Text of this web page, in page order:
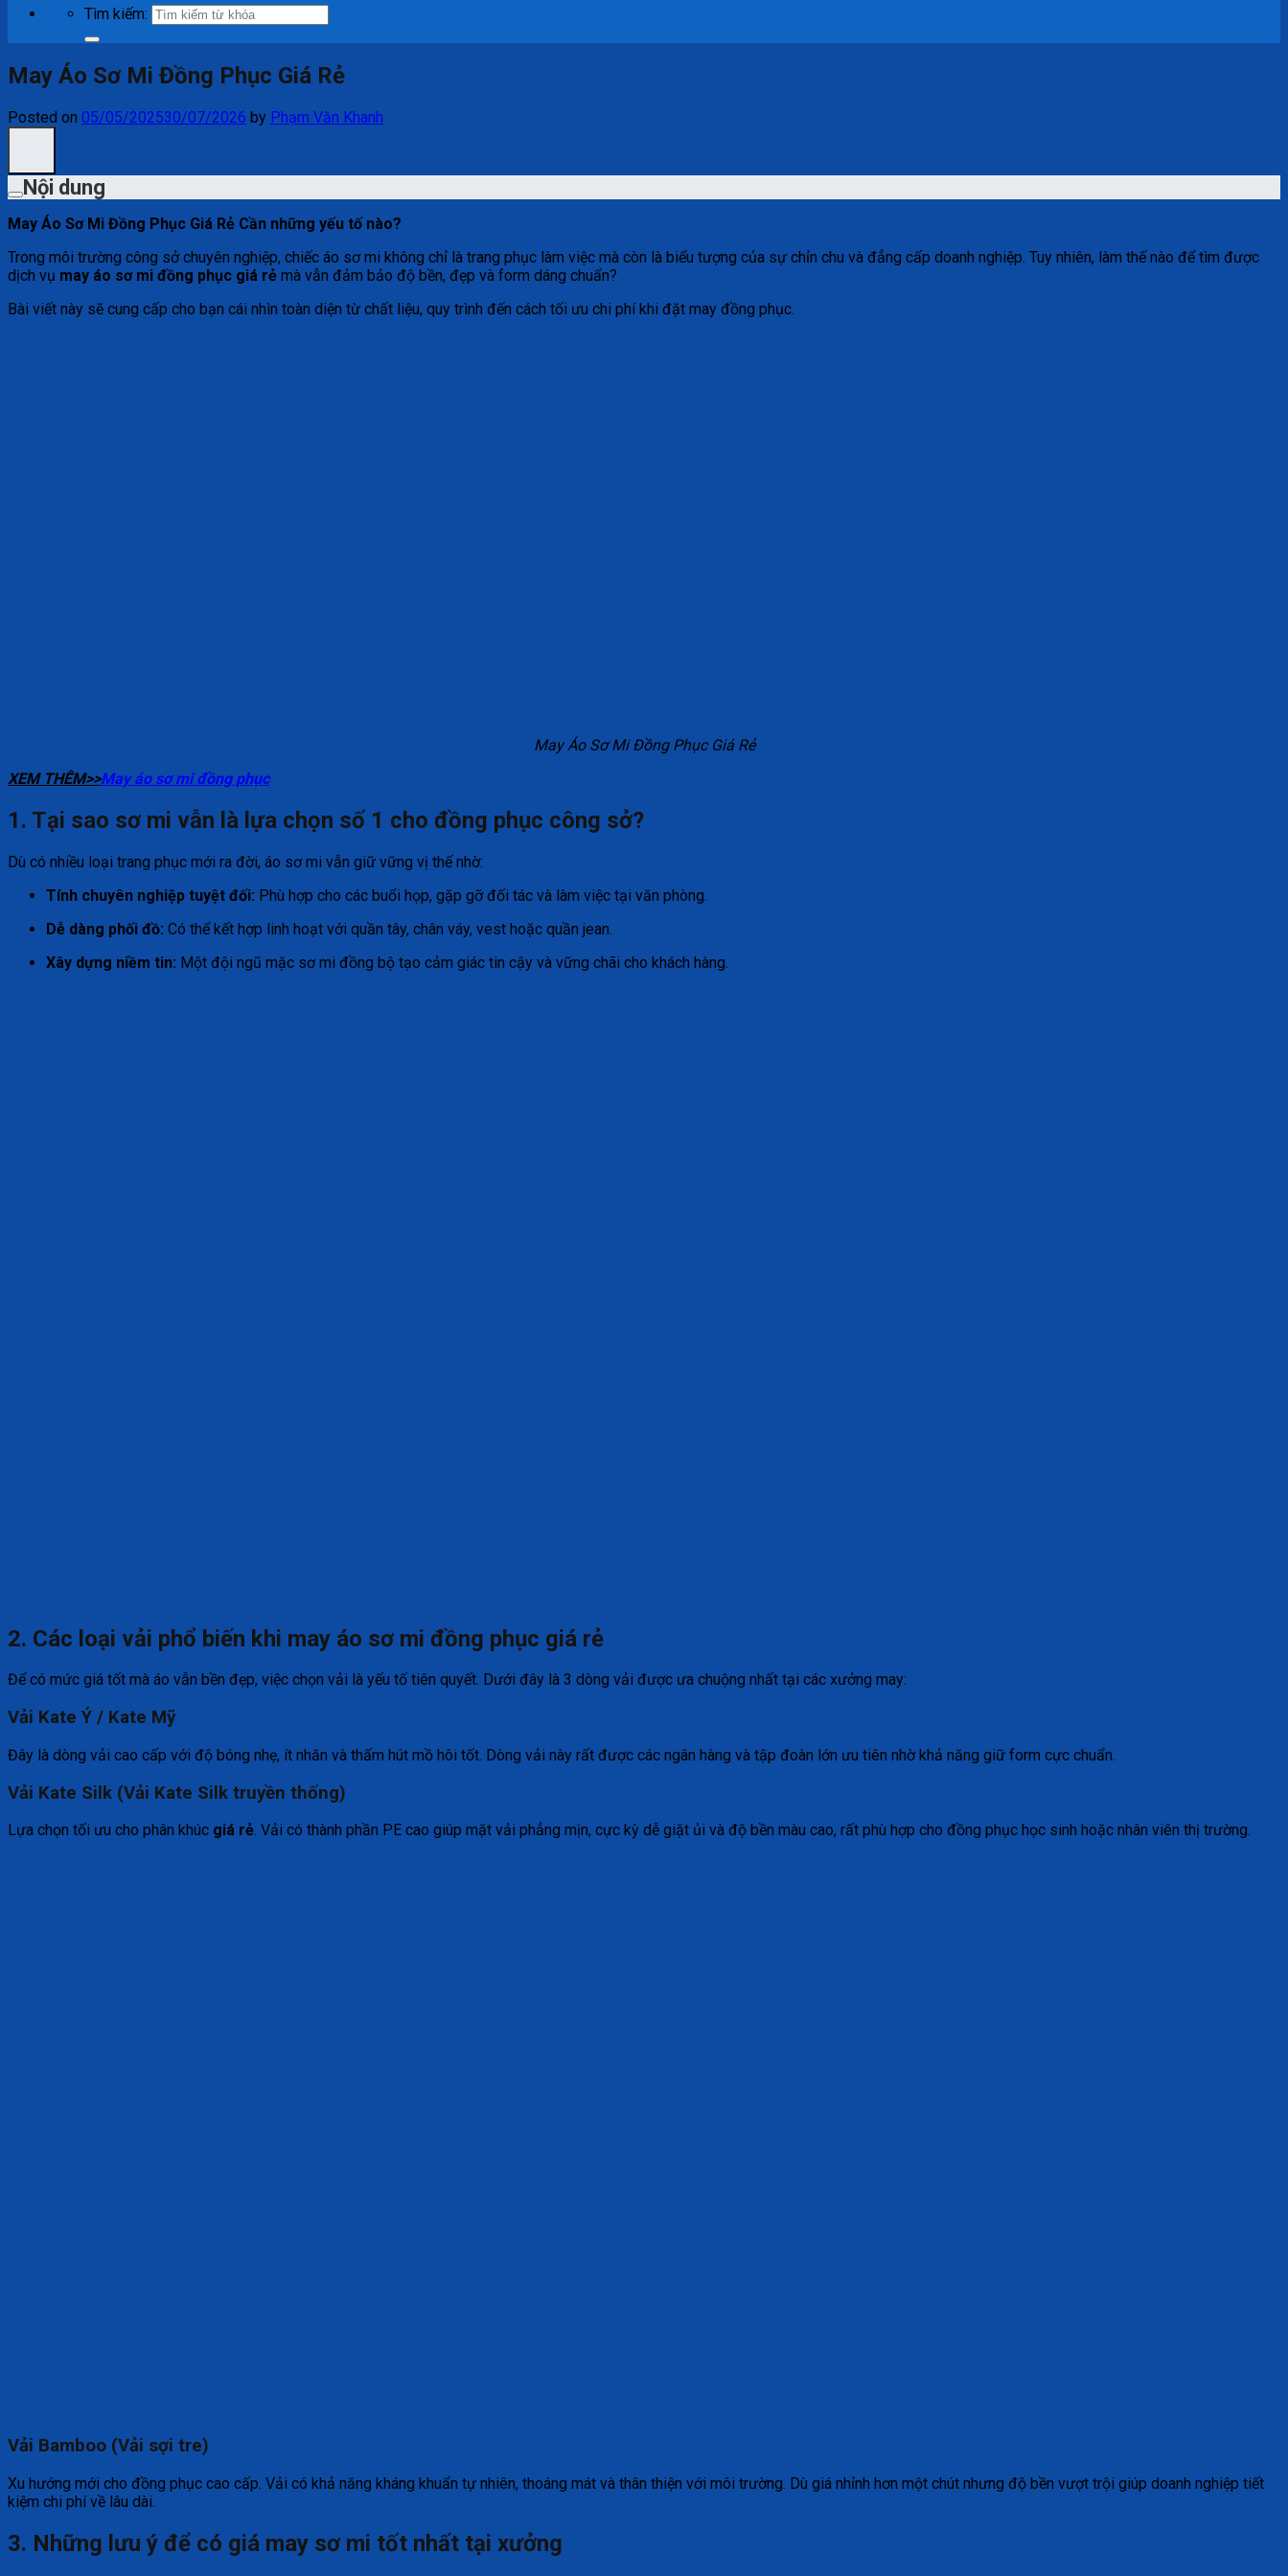
Tìm kiếm:
May Áo Sơ Mi Đồng Phục Giá Rẻ
Posted on 05/05/202530/07/2026 by Phạm Văn Khanh
Nội dung
May Áo Sơ Mi Đồng Phục Giá Rẻ Cần những yếu tố nào?
Trong môi trường công sở chuyên nghiệp, chiếc áo sơ mi không chỉ là trang phục làm việc mà còn là biểu tượng của sự chỉn chu và đẳng cấp doanh nghiệp. Tuy nhiên, làm thế nào để tìm được
dịch vụ may áo sơ mi đồng phục giá rẻ mà vẫn đảm bảo độ bền, đẹp và form dáng chuẩn?
Bài viết này sẽ cung cấp cho bạn cái nhìn toàn diện từ chất liệu, quy trình đến cách tối ưu chi phí khi đặt may đồng phục.
May Áo Sơ Mi Đồng Phục Giá Rẻ
XEM THÊM>>May áo sơ mi đồng phục
1. Tại sao sơ mi vẫn là lựa chọn số 1 cho đồng phục công sở?
Dù có nhiều loại trang phục mới ra đời, áo sơ mi vẫn giữ vững vị thế nhờ:
Tính chuyên nghiệp tuyệt đối: Phù hợp cho các buổi họp, gặp gỡ đối tác và làm việc tại văn phòng.
Dễ dàng phối đồ: Có thể kết hợp linh hoạt với quần tây, chân váy, vest hoặc quần jean.
Xây dựng niềm tin: Một đội ngũ mặc sơ mi đồng bộ tạo cảm giác tin cậy và vững chãi cho khách hàng.
2. Các loại vải phổ biến khi may áo sơ mi đồng phục giá rẻ
Để có mức giá tốt mà áo vẫn bền đẹp, việc chọn vải là yếu tố tiên quyết. Dưới đây là 3 dòng vải được ưa chuộng nhất tại các xưởng may:
Vải Kate Ý / Kate Mỹ
Đây là dòng vải cao cấp với độ bóng nhẹ, ít nhăn và thấm hút mồ hôi tốt. Dòng vải này rất được các ngân hàng và tập đoàn lớn ưu tiên nhờ khả năng giữ form cực chuẩn.
Vải Kate Silk (Vải Kate Silk truyền thống)
Lựa chọn tối ưu cho phân khúc giá rẻ. Vải có thành phần PE cao giúp mặt vải phẳng mịn, cực kỳ dễ giặt ủi và độ bền màu cao, rất phù hợp cho đồng phục học sinh hoặc nhân viên thị trường.
Vải Bamboo (Vải sợi tre)
Xu hướng mới cho đồng phục cao cấp. Vải có khả năng kháng khuẩn tự nhiên, thoáng mát và thân thiện với môi trường. Dù giá nhỉnh hơn một chút nhưng độ bền vượt trội giúp doanh nghiệp tiết
kiệm chi phí về lâu dài.
3. Những lưu ý để có giá may sơ mi tốt nhất tại xưởng